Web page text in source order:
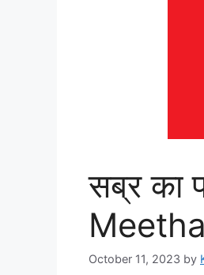
सब्र का
October 11, 2023 by